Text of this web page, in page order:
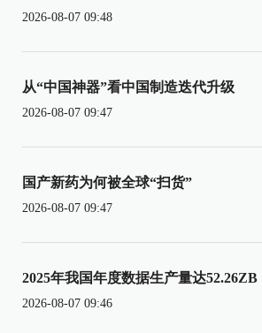
2026-08-07 09:48
从“中国神器”看中国制造迭代升级
2026-08-07 09:47
国产新药为何被全球“扫货”
2026-08-07 09:47
2025年我国年度数据生产量达52.26ZB
2026-08-07 09:46